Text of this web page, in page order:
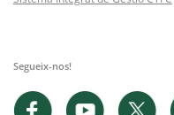
Segueix-nos!